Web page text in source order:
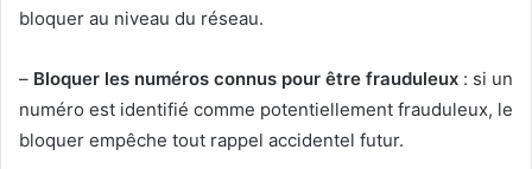
bloquer au niveau du réseau.
– Bloquer les numéros connus pour être frauduleux : si un
numéro est identifié comme potentiellement frauduleux, le
bloquer empêche tout rappel accidentel futur.